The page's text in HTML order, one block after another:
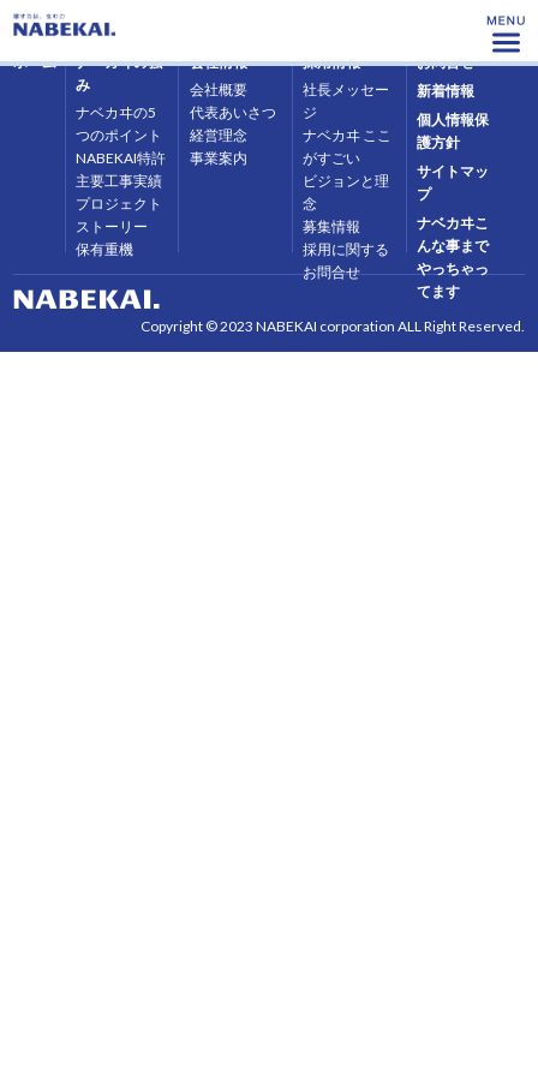
ホーム
ナベカヰの強
み
ナベカヰの5
つのポイント
NABEKAI特許
主要工事実績
プロジェクト
ストーリー
保有重機
会社情報
会社概要
代表あいさつ
経営理念
事業案内
採用情報
社長メッセー
ジ
ナベカヰ ここ
がすごい
ビジョンと理
念
募集情報
採用に関する
お問合せ
お問合せ
新着情報
個人情報保
護方針
サイトマッ
プ
ナベカヰこ
んな事まで
やっちゃっ
てます
Copyright © 2023 NABEKAI corporation ALL Right Reserved.